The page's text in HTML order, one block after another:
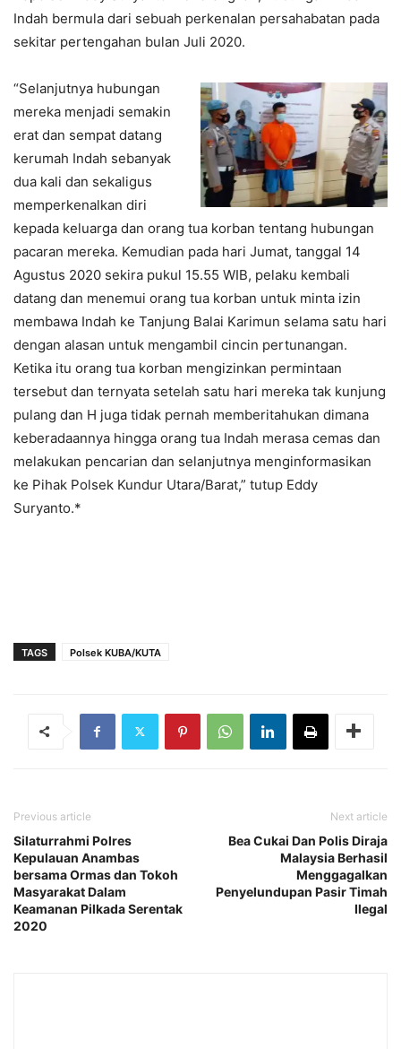
Indah bermula dari sebuah perkenalan persahabatan pada
sekitar pertengahan bulan Juli 2020.
“Selanjutnya hubungan
mereka menjadi semakin
erat dan sempat datang
kerumah Indah sebanyak
dua kali dan sekaligus
memperkenalkan diri
kepada keluarga dan orang tua korban tentang hubungan
pacaran mereka. Kemudian pada hari Jumat, tanggal 14
Agustus 2020 sekira pukul 15.55 WIB, pelaku kembali
datang dan menemui orang tua korban untuk minta izin
membawa Indah ke Tanjung Balai Karimun selama satu hari
dengan alasan untuk mengambil cincin pertunangan.
Ketika itu orang tua korban mengizinkan permintaan
tersebut dan ternyata setelah satu hari mereka tak kunjung
pulang dan H juga tidak pernah memberitahukan dimana
keberadaannya hingga orang tua Indah merasa cemas dan
melakukan pencarian dan selanjutnya menginformasikan
ke Pihak Polsek Kundur Utara/Barat,” tutup Eddy
Suryanto.*
TAGS Polsek KUBA/KUTA
Previous article
Silaturrahmi Polres
Kepulauan Anambas
bersama Ormas dan Tokoh
Masyarakat Dalam
Keamanan Pilkada Serentak
2020
Next article
Bea Cukai Dan Polis Diraja
Malaysia Berhasil
Menggagalkan
Penyelundupan Pasir Timah
Ilegal